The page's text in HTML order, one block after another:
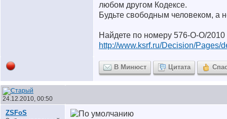
любом другом Кодексе.
Будьте свободным человеком, а
Найдете по номеру 576-О-О/2010
http://www.ksrf.ru/Decision/Pages/
В Минюст Цитата
24.12.2010, 00:50
ZSFoS